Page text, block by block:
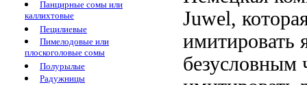
Панцирные сомы или
каллихтовые
Пецилиевые
Пимелодовые или
плоскоголовые сомы
Полурылые
Радужницы
Juwel,
имитировать
безусловным